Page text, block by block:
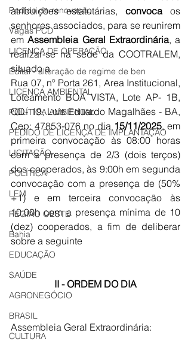
Pedido de renovação
Vagas PCD
LICENÇA DE OPERAÇÃO
Edital - alteração de regime de ben
LICENÇA AMBIENTAL
POLÍTICA AMBIENTAL
PEDIDO DE LICENÇA DE IMPLANTAÇÃO
LICITAÇÃO
POLÍTICA
LEM
REGIÃO OESTE
Bahia
EDUCAÇÃO
SAÚDE
AGRONEGÓCIO
BRASIL
CULTURA
atribuições estatutárias, convoca os
senhores associados, para se reunirem
em Assembleia Geral Extraordinária, a
realizar-se na sede da COOTRALEM,
situado a
Rua 07, nº Porta 261, Area Institucional,
Loteamento BOA VISTA, Lote AP- 1B,
QD- 19, Luís Eduardo Magalhães - BA,
Cep: 47853-076 no dia 15/11/2025, em
primeira convocação às 08:00 horas
com a presença de 2/3 (dois terços)
dos cooperados, às 9:00h em segunda
convocação com a presença de (50%
+1) e em terceira convocação às
10:00h com a presença mínima de 10
(dez) cooperados, a fim de deliberar
sobre a seguinte
II - ORDEM DO DIA
Assembleia Geral Extraordinária: